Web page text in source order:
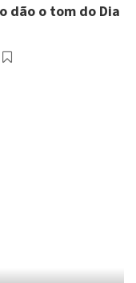
dão o tom do Dia